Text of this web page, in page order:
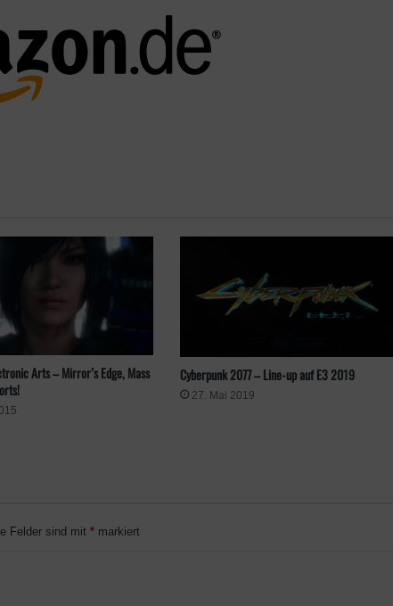
Arts – Mirror’s Edge, Mass
Cyberpunk 2077 – Line-up auf E3 2019
27. Mai 2019
Felder sind mit * markiert